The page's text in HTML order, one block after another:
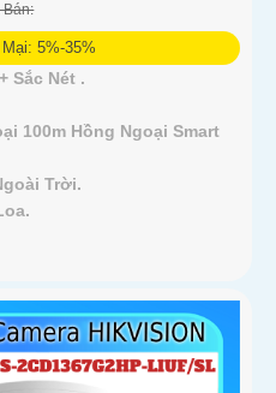
Bán:
5%-35%
Sắc Nét .
100m Hồng Ngoại Smart
Trời.